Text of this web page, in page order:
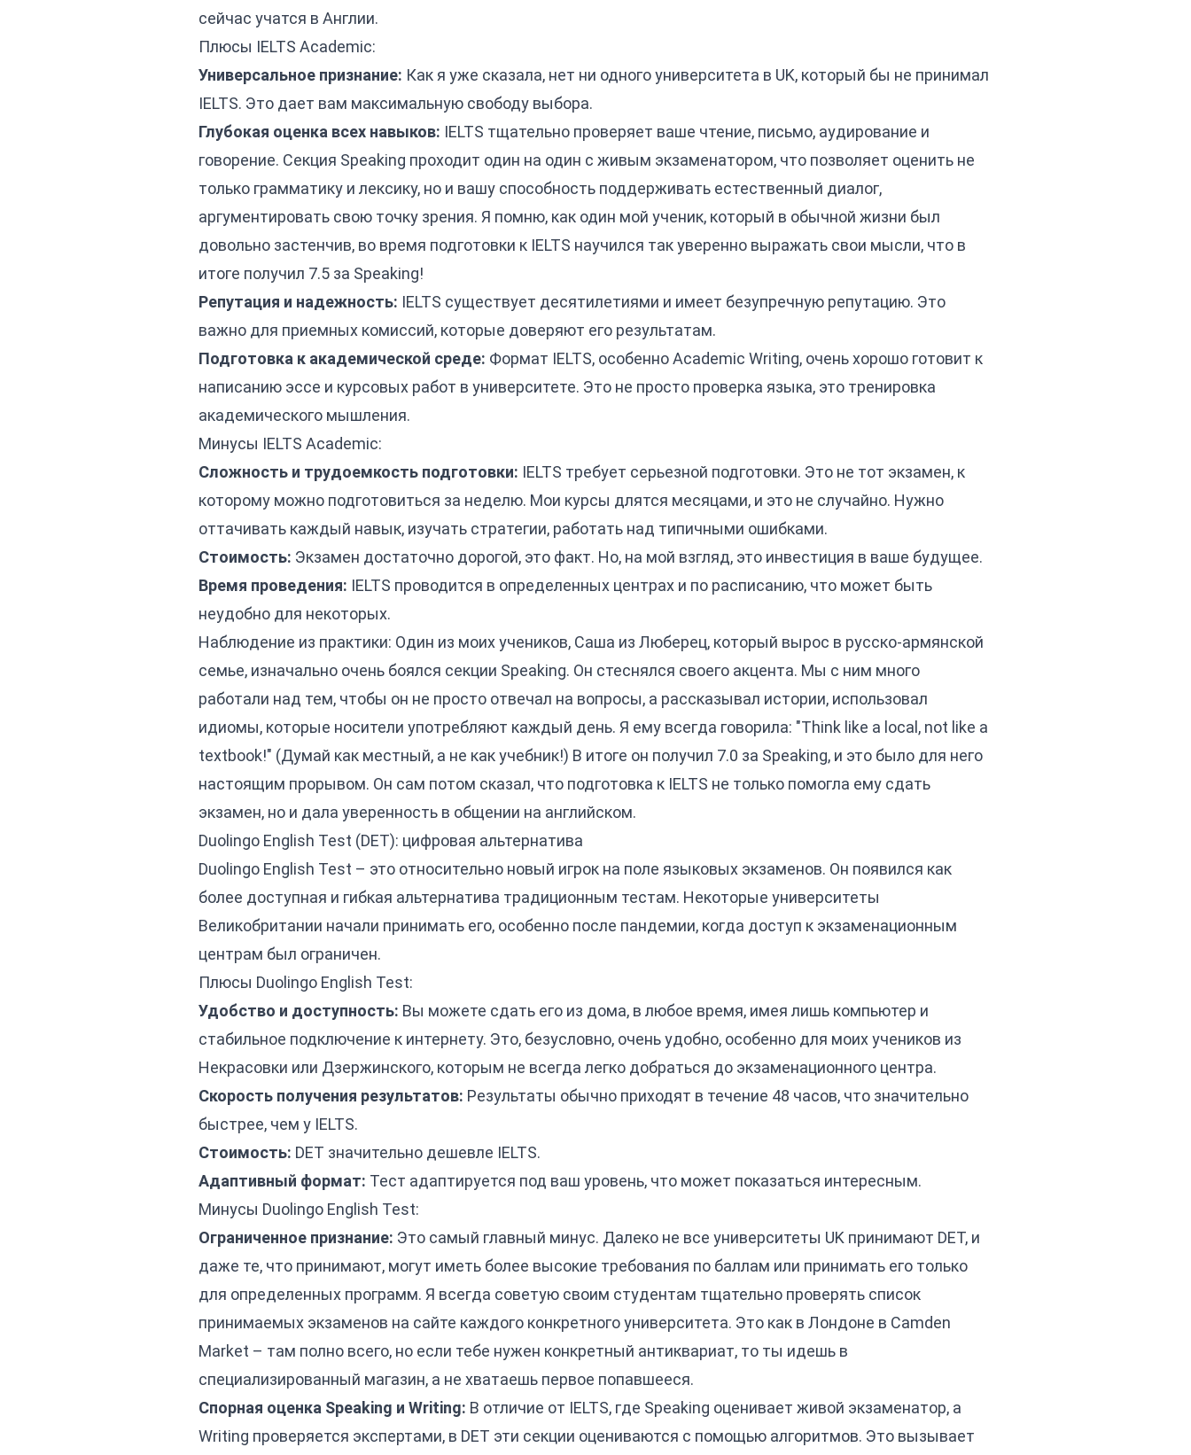
сейчас учатся в Англии.
Плюсы IELTS Academic:
Универсальное признание: Как я уже сказала, нет ни одного университета в UK, который бы не принимал
IELTS. Это дает вам максимальную свободу выбора.
Глубокая оценка всех навыков: IELTS тщательно проверяет ваше чтение, письмо, аудирование и
говорение. Секция Speaking проходит один на один с живым экзаменатором, что позволяет оценить не
только грамматику и лексику, но и вашу способность поддерживать естественный диалог,
аргументировать свою точку зрения. Я помню, как один мой ученик, который в обычной жизни был
довольно застенчив, во время подготовки к IELTS научился так уверенно выражать свои мысли, что в
итоге получил 7.5 за Speaking!
Репутация и надежность: IELTS существует десятилетиями и имеет безупречную репутацию. Это
важно для приемных комиссий, которые доверяют его результатам.
Подготовка к академической среде: Формат IELTS, особенно Academic Writing, очень хорошо готовит к
написанию эссе и курсовых работ в университете. Это не просто проверка языка, это тренировка
академического мышления.
Минусы IELTS Academic:
Сложность и трудоемкость подготовки: IELTS требует серьезной подготовки. Это не тот экзамен, к
которому можно подготовиться за неделю. Мои курсы длятся месяцами, и это не случайно. Нужно
оттачивать каждый навык, изучать стратегии, работать над типичными ошибками.
Стоимость: Экзамен достаточно дорогой, это факт. Но, на мой взгляд, это инвестиция в ваше будущее.
Время проведения: IELTS проводится в определенных центрах и по расписанию, что может быть
неудобно для некоторых.
Наблюдение из практики: Один из моих учеников, Саша из Люберец, который вырос в русско-армянской
семье, изначально очень боялся секции Speaking. Он стеснялся своего акцента. Мы с ним много
работали над тем, чтобы он не просто отвечал на вопросы, а рассказывал истории, использовал
идиомы, которые носители употребляют каждый день. Я ему всегда говорила: "Think like a local, not like a
textbook!" (Думай как местный, а не как учебник!) В итоге он получил 7.0 за Speaking, и это было для него
настоящим прорывом. Он сам потом сказал, что подготовка к IELTS не только помогла ему сдать
экзамен, но и дала уверенность в общении на английском.
Duolingo English Test (DET): цифровая альтернатива
Duolingo English Test – это относительно новый игрок на поле языковых экзаменов. Он появился как
более доступная и гибкая альтернатива традиционным тестам. Некоторые университеты
Великобритании начали принимать его, особенно после пандемии, когда доступ к экзаменационным
центрам был ограничен.
Плюсы Duolingo English Test:
Удобство и доступность: Вы можете сдать его из дома, в любое время, имея лишь компьютер и
стабильное подключение к интернету. Это, безусловно, очень удобно, особенно для моих учеников из
Некрасовки или Дзержинского, которым не всегда легко добраться до экзаменационного центра.
Скорость получения результатов: Результаты обычно приходят в течение 48 часов, что значительно
быстрее, чем у IELTS.
Стоимость: DET значительно дешевле IELTS.
Адаптивный формат: Тест адаптируется под ваш уровень, что может показаться интересным.
Минусы Duolingo English Test:
Ограниченное признание: Это самый главный минус. Далеко не все университеты UK принимают DET, и
даже те, что принимают, могут иметь более высокие требования по баллам или принимать его только
для определенных программ. Я всегда советую своим студентам тщательно проверять список
принимаемых экзаменов на сайте каждого конкретного университета. Это как в Лондоне в Camden
Market – там полно всего, но если тебе нужен конкретный антиквариат, то ты идешь в
специализированный магазин, а не хватаешь первое попавшееся.
Спорная оценка Speaking и Writing: В отличие от IELTS, где Speaking оценивает живой экзаменатор, а
Writing проверяется экспертами, в DET эти секции оцениваются с помощью алгоритмов. Это вызывает